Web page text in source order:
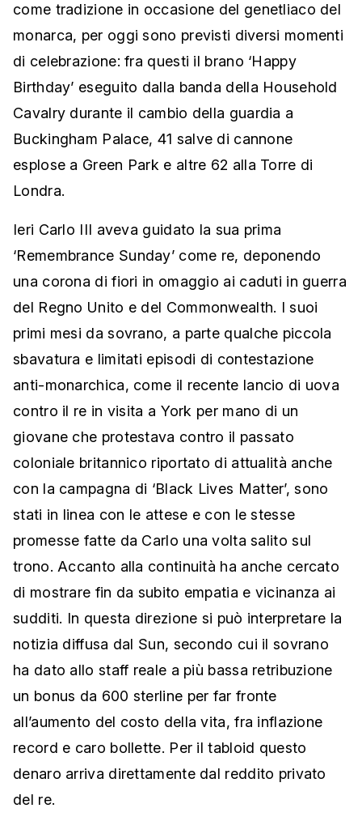
come tradizione in occasione del genetliaco del
monarca, per oggi sono previsti diversi momenti
di celebrazione: fra questi il brano ‘Happy
Birthday’ eseguito dalla banda della Household
Cavalry durante il cambio della guardia a
Buckingham Palace, 41 salve di cannone
esplose a Green Park e altre 62 alla Torre di
Londra.
Ieri Carlo III aveva guidato la sua prima
‘Remembrance Sunday’ come re, deponendo
una corona di fiori in omaggio ai caduti in guerra
del Regno Unito e del Commonwealth. I suoi
primi mesi da sovrano, a parte qualche piccola
sbavatura e limitati episodi di contestazione
anti-monarchica, come il recente lancio di uova
contro il re in visita a York per mano di un
giovane che protestava contro il passato
coloniale britannico riportato di attualità anche
con la campagna di ‘Black Lives Matter’, sono
stati in linea con le attese e con le stesse
promesse fatte da Carlo una volta salito sul
trono. Accanto alla continuità ha anche cercato
di mostrare fin da subito empatia e vicinanza ai
sudditi. In questa direzione si può interpretare la
notizia diffusa dal Sun, secondo cui il sovrano
ha dato allo staff reale a più bassa retribuzione
un bonus da 600 sterline per far fronte
all’aumento del costo della vita, fra inflazione
record e caro bollette. Per il tabloid questo
denaro arriva direttamente dal reddito privato
del re.